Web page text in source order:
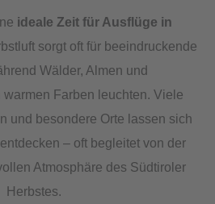
ideale Zeit für Ausflüge in
sorgt oft für beeindruckende
Wälder, Almen und
Farben leuchten. Viele
und besondere Orte lassen sich
– oft begleitet von der
Atmosphäre des Südtiroler
Herbstes.